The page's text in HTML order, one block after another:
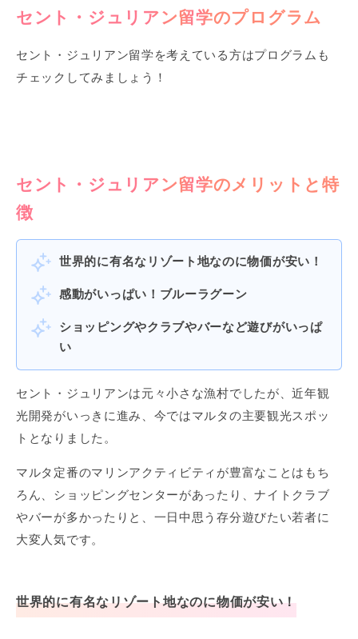
セント・ジュリアン留学のプログラム
セント・ジュリアン留学を考えている方はプログラムも
チェックしてみましょう！
セント・ジュリアン留学のメリットと特
徴
世界的に有名なリゾート地なのに物価が安い！
感動がいっぱい！ブルーラグーン
ショッピングやクラブやバーなど遊びがいっぱ
い
セント・ジュリアンは元々小さな漁村でしたが、近年観
光開発がいっきに進み、今ではマルタの主要観光スポッ
トとなりました。
マルタ定番のマリンアクティビティが豊富なことはもち
ろん、ショッピングセンターがあったり、ナイトクラブ
やバーが多かったりと、一日中思う存分遊びたい若者に
大変人気です。
世界的に有名なリゾート地なのに物価が安い！